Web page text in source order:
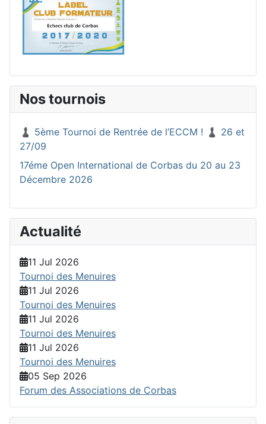
Nos tournois
♟️ 5ème Tournoi de Rentrée de l’ECCM ! ♟️ 26 et
27/09
17éme Open International de Corbas du 20 au 23
Décembre 2026
Actualité
11 Jul 2026
Tournoi des Menuires
11 Jul 2026
Tournoi des Menuires
11 Jul 2026
Tournoi des Menuires
11 Jul 2026
Tournoi des Menuires
05 Sep 2026
Forum des Associations de Corbas